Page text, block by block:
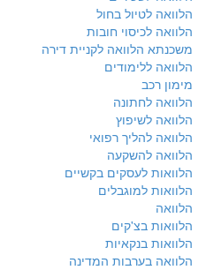
הלוואה לטיול בחול
הלוואה לכיסוי חובות
משכנתא הלוואה לקניית דירה
הלוואה ללימודים
מימון רכב
הלוואה לחתונה
הלוואה לשיפוץ
הלוואה להליך רפואי
הלוואה להשקעה
הלוואות לעסקים בקשיים
הלוואות למוגבלים
הלוואה
הלוואות בצ'קים
הלוואות בנקאיות
הלוואה בערבות המדינה